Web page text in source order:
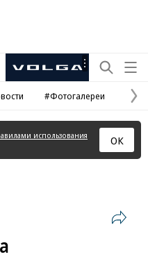
Рекламная
#Фотогалереи
использования
ОК